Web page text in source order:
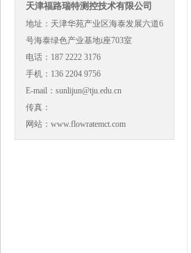
天津福路瑞特测控技术有限公司
地址：天津华苑产业区海泰发展六道6
号海泰绿色产业基地i座703室
电话：187 2222 3176
手机：136 2204 9756
E-mail：sunlijun@tju.edu.cn
传真：
网站：www.flowratemct.com